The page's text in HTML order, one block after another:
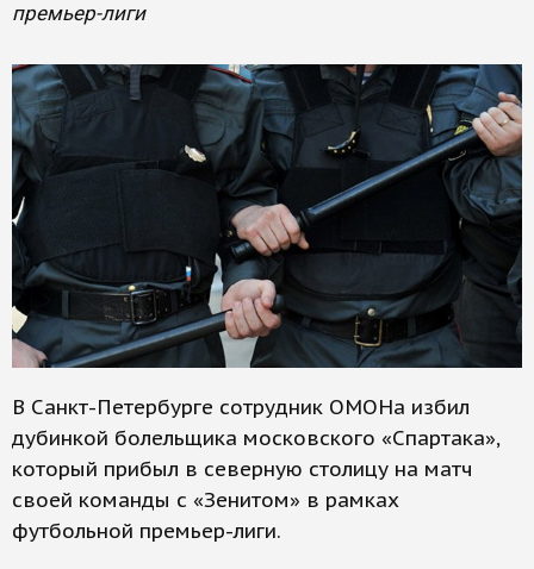
премьер-лиги
В Санкт-Петербурге сотрудник ОМОНа избил
дубинкой болельщика московского «Спартака»,
который прибыл в северную столицу на матч
своей команды с «Зенитом» в рамках
футбольной премьер-лиги.